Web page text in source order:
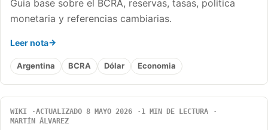
Guia base sobre el BCRA, reservas, tasas, politica
monetaria y referencias cambiarias.
Leer nota
Argentina BCRA Dólar Economia
WIKI ACTUALIZADO 8 MAYO 2026
1 MIN DE LECTURA
MARTÍN ÁLVAREZ